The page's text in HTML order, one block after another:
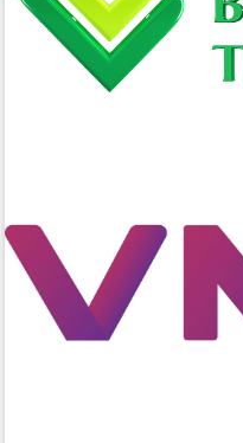
Phó Thủ tướng Chính phủ Mai Văn
Chính chia sẻ, động viên người dân
chịu ảnh hưởng nặng từ bão số 13
Chủ tịch UBND tỉnh kiểm tra công tác
gia
Xã Ea H'leo giữ vững và nâng cao chất
lượng các tiêu chí nông thôn mới
Công bố quyết định của Ban Thường
vụ Tỉnh ủy về công tác cán bộ